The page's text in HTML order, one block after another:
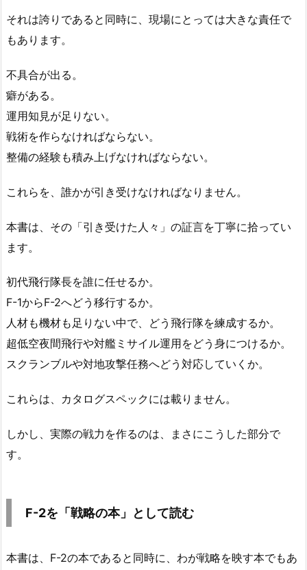
それは誇りであると同時に、現場にとっては大きな責任で
もあります。
不具合が出る。
癖がある。
運用知見が足りない。
戦術を作らなければならない。
整備の経験も積み上げなければならない。
これらを、誰かが引き受けなければなりません。
本書は、その「引き受けた人々」の証言を丁寧に拾ってい
ます。
初代飛行隊長を誰に任せるか。
F-1からF-2へどう移行するか。
人材も機材も足りない中で、どう飛行隊を練成するか。
超低空夜間飛行や対艦ミサイル運用をどう身につけるか。
スクランブルや対地攻撃任務へどう対応していくか。
これらは、カタログスペックには載りません。
しかし、実際の戦力を作るのは、まさにこうした部分で
す。
F-2を「戦略の本」として読む
本書は、F-2の本であると同時に、わが戦略を映す本でもあ